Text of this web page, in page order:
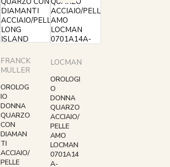
FRANCK
MULLER
OROLOG
IO
DONNA
QUARZO
CON
DIAMAN
TI
ACCIAIO/
PELLE
LOCMAN
OROLOGI
O
DONNA
QUARZO
ACCIAIO/
PELLE
AMO
LOCMAN
0701A14
A-